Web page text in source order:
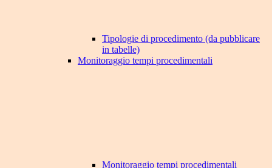
Tipologie di procedimento (da pubblicare
in tabelle)
Monitoraggio tempi procedimentali
Monitoraggio tempi procedimentali